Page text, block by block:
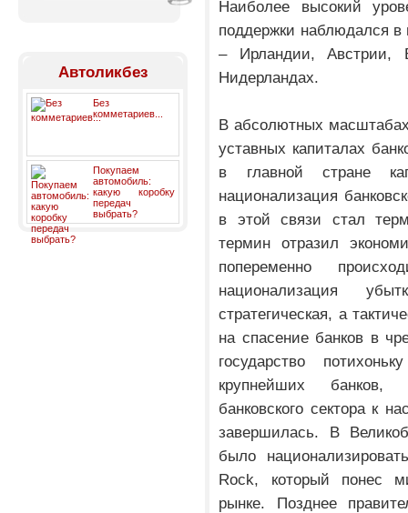
Автоликбез
Без
комметариев...
Покупаем
автомобиль:
какую коробку
передач
выбрать?
Наиболее высокий
поддержки наблюдался в
– Ирландии, Австрии,
Нидерландах.
В абсолютных
уставных капиталах
в главной стране
национализация
в этой связи стал
термин отразил
попеременно
национализация
стратегическая, а
на спасение банков в
государство
крупнейших банков,
банковского сектора к
завершилась. В
было
Rock, который понес
рынке. Позднее